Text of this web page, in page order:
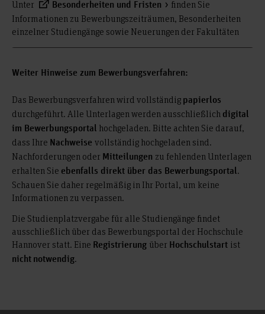
Unter Besonderheiten und Fristen
finden Sie
Informationen zu Bewerbungszeiträumen, Besonderheiten
einzelner Studiengänge sowie Neuerungen der Fakultäten
Weiter Hinweise zum Bewerbungsverfahren:
Das Bewerbungsverfahren wird vollständig papierlos
durchgeführt. Alle Unterlagen werden ausschließlich digital
im Bewerbungsportal hochgeladen. Bitte achten Sie darauf,
dass Ihre Nachweise vollständig hochgeladen sind.
Nachforderungen oder Mitteilungen zu fehlenden Unterlagen
erhalten Sie ebenfalls direkt über das Bewerbungsportal.
Schauen Sie daher regelmäßig in Ihr Portal, um keine
Informationen zu verpassen.
Die Studienplatzvergabe für alle Studiengänge findet
ausschließlich über das Bewerbungsportal der Hochschule
Hannover statt. Eine Registrierung über Hochschulstart ist
nicht notwendig.